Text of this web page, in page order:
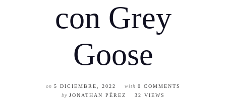
con Grey
Goose
on 5 DICIEMBRE, 2022 with 0 COMMENTS
by JONATHAN PÉREZ 32 VIEWS